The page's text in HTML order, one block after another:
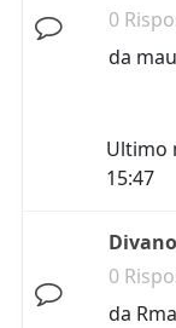
0
da
Ultimo
15:47
0
da